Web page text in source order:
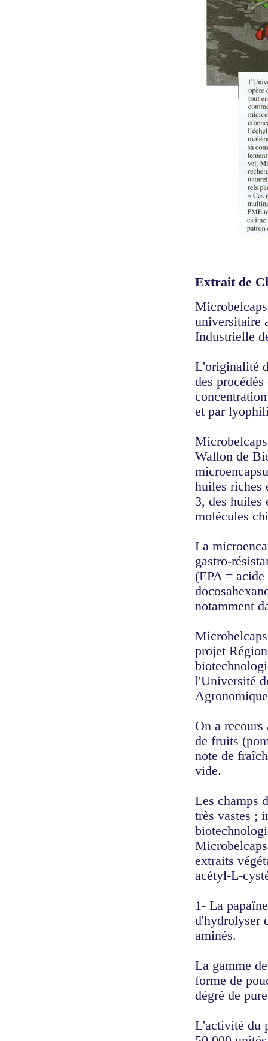
Extrait de
universitaire
Industrielle
L'originalité
des
et par
Wallon de
huiles riches
3, des huiles
molécules
La
gastro-
(EPA =
notamment
projet
l'Université
On a
de fruits
note de
vide.
Les champs
très vastes ;
extraits
acétyl-L-
1- La
d'hydrolyser
aminés.
La gamme
forme de
dégré de
L'activité du